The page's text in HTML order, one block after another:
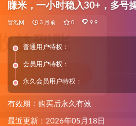
賺米，一小时稳入30+，多号
300+
冒泡网 3 月前 0 9.9
普通用户特权：
会员用户特权：
永久会员用户特权：
有效期：购买后永久有效
最近更新：2026年05月18日